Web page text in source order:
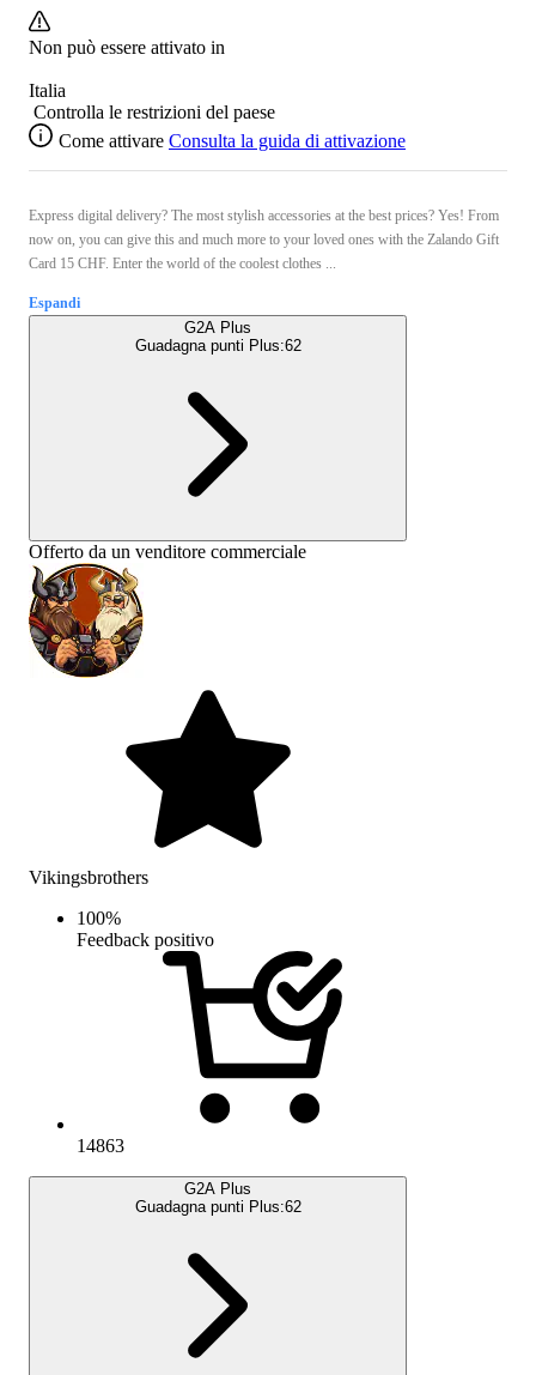
Non può essere attivato in
Italia
Controlla le restrizioni del paese
Come attivare Consulta la guida di attivazione
Express digital delivery? The most stylish accessories at the best prices? Yes! From
now on, you can give this and much more to your loved ones with the Zalando Gift
Card 15 CHF. Enter the world of the coolest clothes ...
Espandi
G2A Plus
Guadagna punti Plus:62
Offerto da un venditore commerciale
Vikingsbrothers
100%
Feedback positivo
14863
G2A Plus
Guadagna punti Plus:62